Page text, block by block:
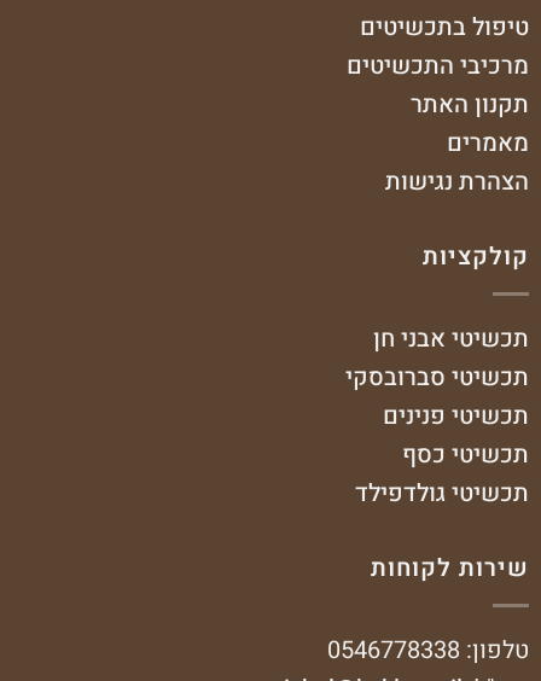
טיפול בתכשיטים
מרכיבי התכשיטים
תקנון האתר
מאמרים
הצהרת נגישות
קולקציות
תכשיטי אבני חן
תכשיטי סברובסקי
תכשיטי פנינים
תכשיטי כסף
תכשיטי גולדפילד
שירות לקוחות
טלפון: 0546778338